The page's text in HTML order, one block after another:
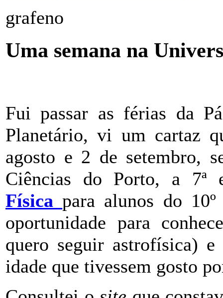
grafeno
Uma semana na
Fui passar as férias da
Planetário, vi um cartaz
agosto e 2 de setembro,
Ciências do Porto, a 7ª
Físicapara alunos do
oportunidade para
quero seguir astrofísica) e
idade que tivessem gosto